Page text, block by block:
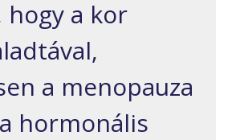
hogy a kor
a menopauza
hormonális